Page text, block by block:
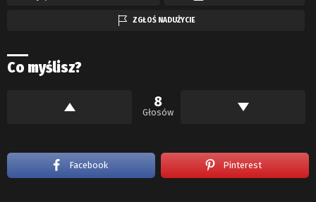
ZGŁOŚ NADUŻYCIE
Co myślisz?
8
Głosów
Facebook Pinterest